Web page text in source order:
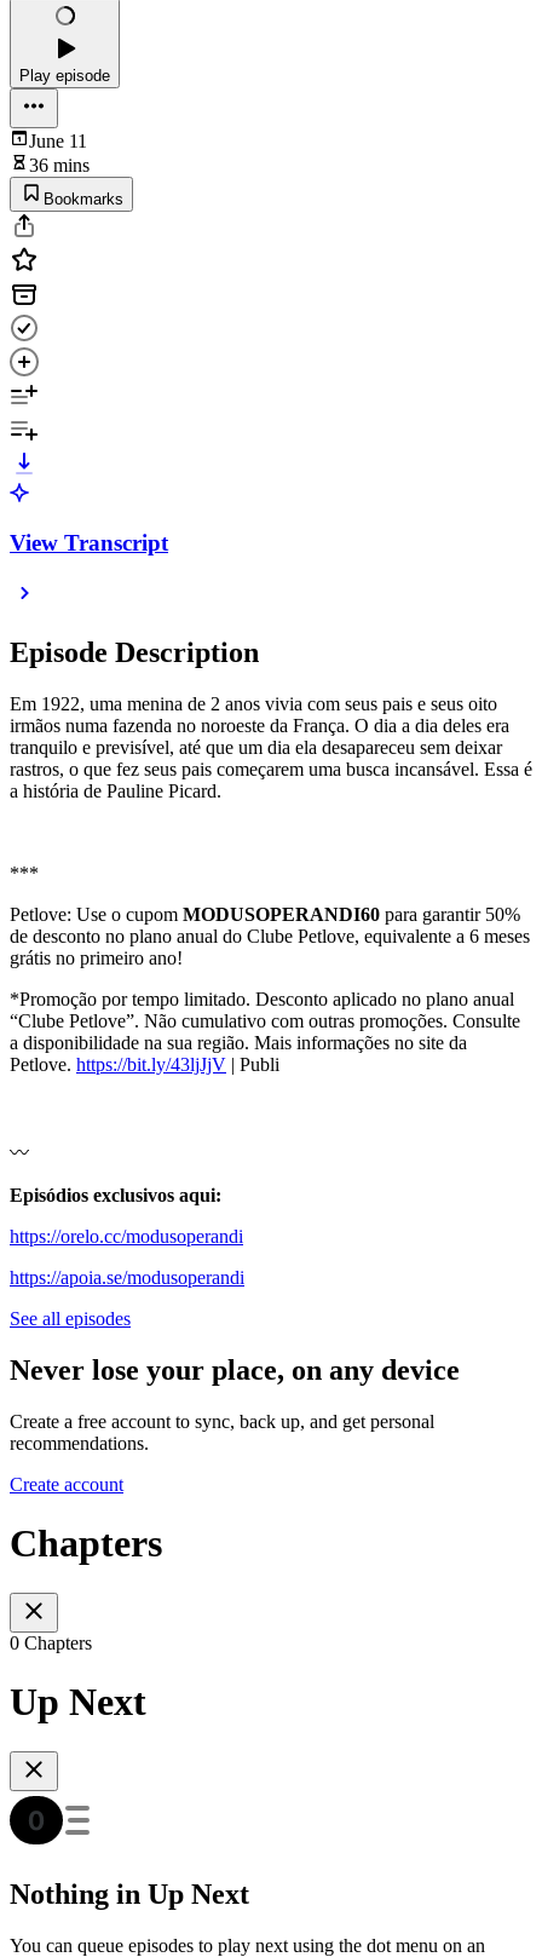
Play episode
June 11
36 mins
Bookmarks
View Transcript
Episode Description
Em 1922, uma menina de 2 anos vivia com seus pais e seus oito
irmãos numa fazenda no noroeste da França. O dia a dia deles era
tranquilo e previsível, até que um dia ela desapareceu sem deixar
rastros, o que fez seus pais começarem uma busca incansável. Essa é
a história de Pauline Picard.
***
Petlove: Use o cupom MODUSOPERANDI60 para garantir 50%
de desconto no plano anual do Clube Petlove, equivalente a 6 meses
grátis no primeiro ano!
*Promoção por tempo limitado. Desconto aplicado no plano anual
“Clube Petlove”. Não cumulativo com outras promoções. Consulte
a disponibilidade na sua região. Mais informações no site da
Petlove. https://bit.ly/43ljJjV | Publi
〰️
Episódios exclusivos aqui:
https://orelo.cc/modusoperandi
https://apoia.se/modusoperandi
See all episodes
Never lose your place, on any device
Create a free account to sync, back up, and get personal
recommendations.
Create account
Chapters
0 Chapters
Up Next
Nothing in Up Next
You can queue episodes to play next using the dot menu on an